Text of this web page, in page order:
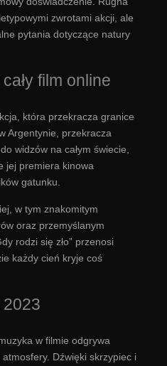
zwrotami akcji, ale
pytania dotyczące natury
film online
która przekracza granice
Argentynie, przekracza
widzów na całym świecie,
jej premiera kinowa
gatunku.
w tym znakomitym
oraz przemyślanym
rodzi się zło” przenosi
każdy cień kryje coś
2023
w filmie odgrywa
Dźwięki skrzypiec i